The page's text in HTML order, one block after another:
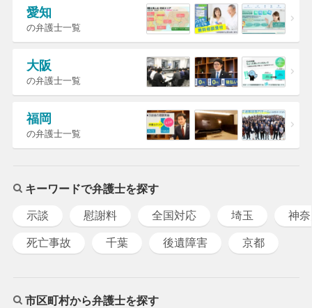
愛知
の弁護士一覧
大阪
の弁護士一覧
福岡
の弁護士一覧
キーワードで弁護士を探す
示談 慰謝料 全国対応 埼玉 神
死亡事故 千葉 後遺障害 京都
市区町村から弁護士を探す